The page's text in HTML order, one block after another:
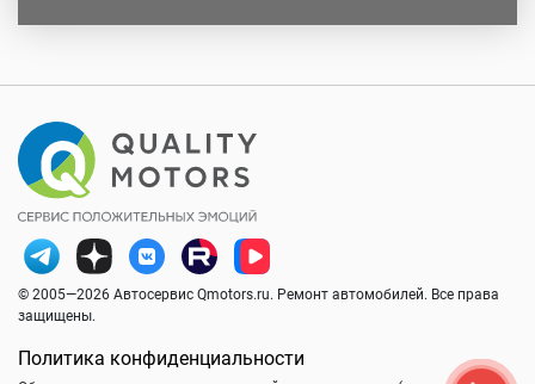
© 2005—2026 Автосервис Qmotors.ru. Ремонт автомобилей. Все права
защищены.
Политика конфиденциальности